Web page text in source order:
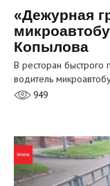
«Дежурная
Копылова
В ресторан быстрого
водитель
949